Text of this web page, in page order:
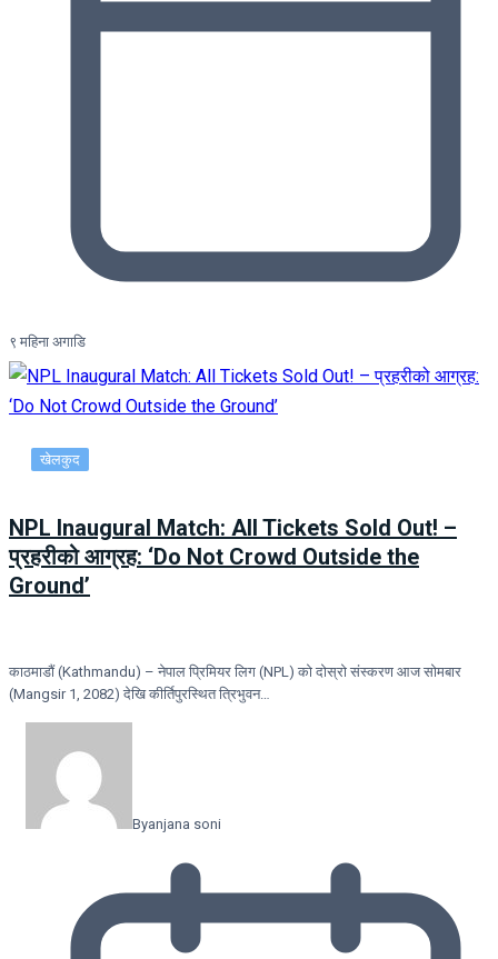
९ महिना अगाडि
खेलकुद
NPL Inaugural Match: All Tickets Sold Out! –
प्रहरीको आग्रह: ‘Do Not Crowd Outside the
Ground’
काठमाडौं (Kathmandu) – नेपाल प्रिमियर लिग (NPL) को दोस्रो संस्करण आज सोमबार
(Mangsir 1, 2082) देखि कीर्तिपुरस्थित त्रिभुवन…
Byanjana soni